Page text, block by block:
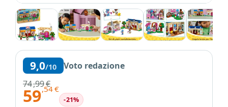
9,0/10
Voto redazione
74,99€
59,54€
-21%